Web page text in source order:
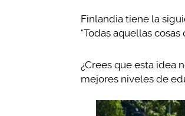
Finlandia tiene la
“Todas aquellas
¿Crees que esta idea
mejores niveles de